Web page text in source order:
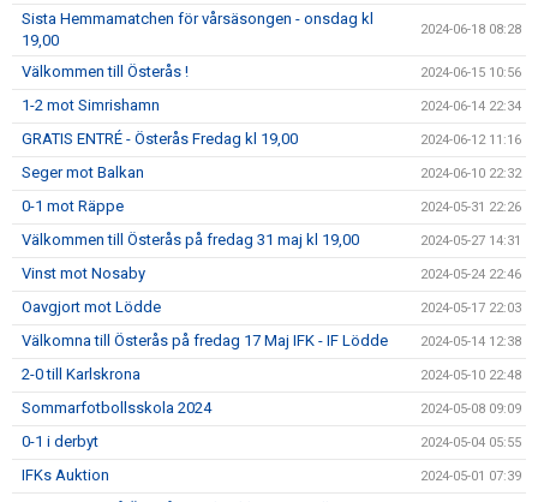
Sista Hemmamatchen för vårsäsongen - onsdag kl
19,00
2024-06-18 08:28
Välkommen till Österås ! 2024-06-15 10:56
1-2 mot Simrishamn 2024-06-14 22:34
GRATIS ENTRÉ - Österås Fredag kl 19,00 2024-06-12 11:16
Seger mot Balkan 2024-06-10 22:32
0-1 mot Räppe 2024-05-31 22:26
Välkommen till Österås på fredag 31 maj kl 19,00 2024-05-27 14:31
Vinst mot Nosaby 2024-05-24 22:46
Oavgjort mot Lödde 2024-05-17 22:03
Välkomna till Österås på fredag 17 Maj IFK - IF Lödde 2024-05-14 12:38
2-0 till Karlskrona 2024-05-10 22:48
Sommarfotbollsskola 2024 2024-05-08 09:09
0-1 i derbyt 2024-05-04 05:55
IFKs Auktion 2024-05-01 07:39